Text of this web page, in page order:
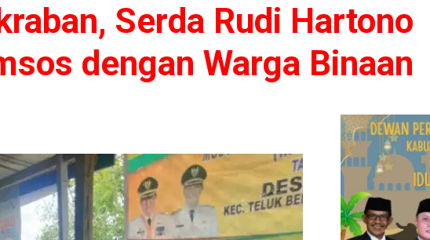
Serda Rudi Hartono
dengan Warga Binaan